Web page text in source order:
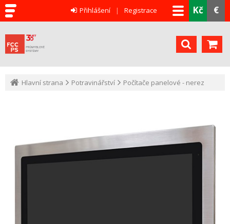
Kč €
Přihlášení Registrace
Hlavní strana Potravinářství Počítače panelové - nerez